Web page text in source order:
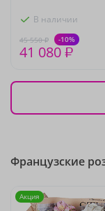
В наличии
45 550 ₽ -10%
41 080 ₽
Французские
Акция